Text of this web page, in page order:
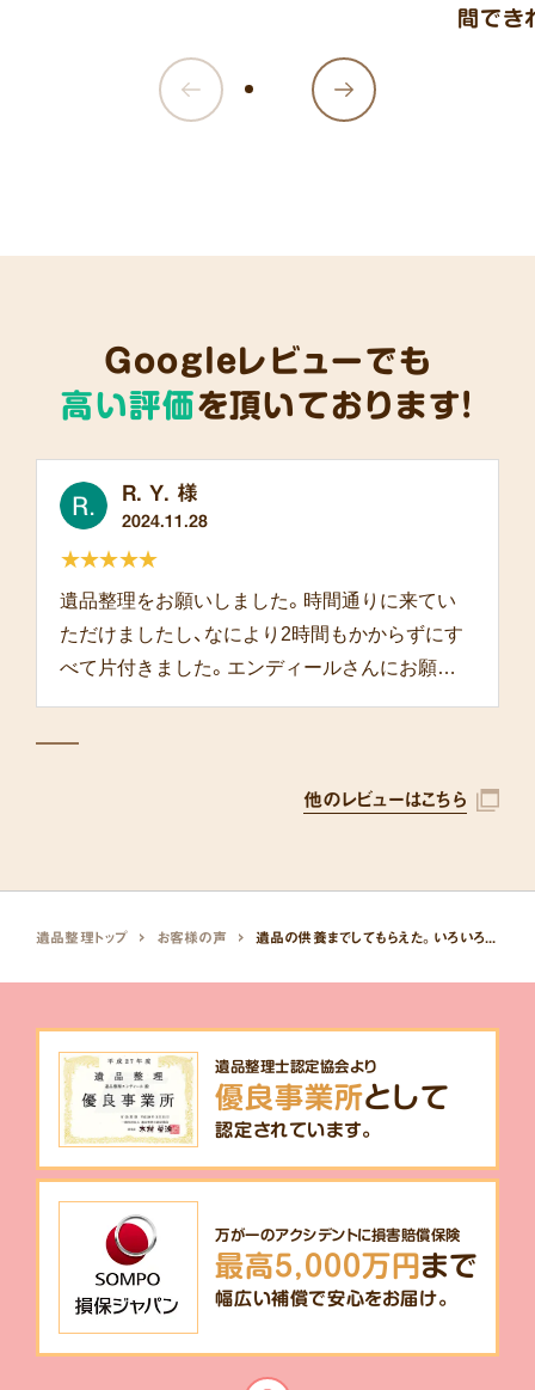
間でき
Googleレビューでも
高い評価を頂いております!
R. Y. 様
2024.11.28
遺品整理をお願いしました。時間通りに来てい
ただけましたし、なにより2時間もかからずにす
べて片付きました。エンディールさんにお願い
★★★★★
他のレビューはこちら
遺品整理トップ お客様の声
遺品整理士認定協会より
優良事業所として
認定されています。
万が一のアクシデントに損害賠償保険
最高5,000万円まで
幅広い補償で安心をお届け。